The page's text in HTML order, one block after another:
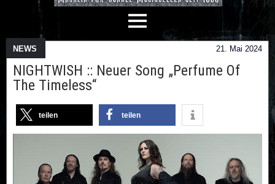
NEWS 21. Mai 2024
NIGHTWISH :: Neuer Song „Perfume Of
The Timeless“
teilen teilen